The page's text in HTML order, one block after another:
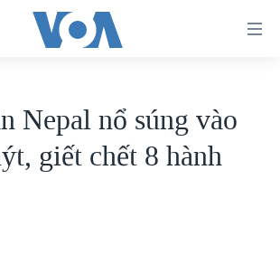
Nepal nổ súng vào
giết chết 8 hành